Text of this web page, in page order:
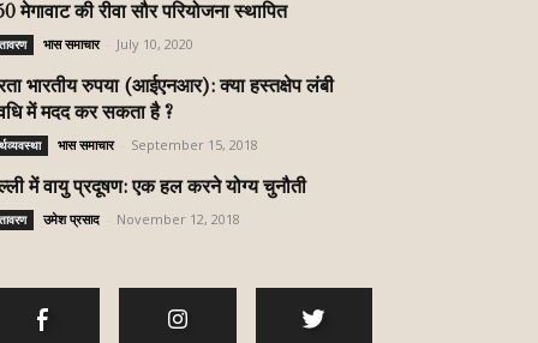
मेगावाट की रीवा सौर परियोजना स्थापित
भास समाचार July 10, 2020
भारतीय रुपया (आईएनआर): क्या हस्तक्षेप लंबी
में मदद कर सकता है ?
भास समाचार September 15, 2018
में वायु प्रदूषण: एक हल करने योग्य चुनौती
उमेश प्रसाद November 12, 2018